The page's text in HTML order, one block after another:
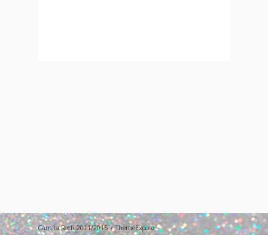
Camila Rech 2011/2015 + ThemeExpose